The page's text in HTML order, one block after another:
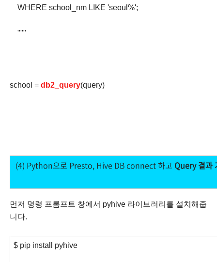
WHERE school_nm LIKE 'seoul%';
"""
school = db2_query(query)
(4) Python으로 Presto, Hive DB connect 하고 Query 결과
먼저 명령 프롬프트 창에서 pyhive 라이브러리를 설치해줍
니다.
$ pip install pyhive